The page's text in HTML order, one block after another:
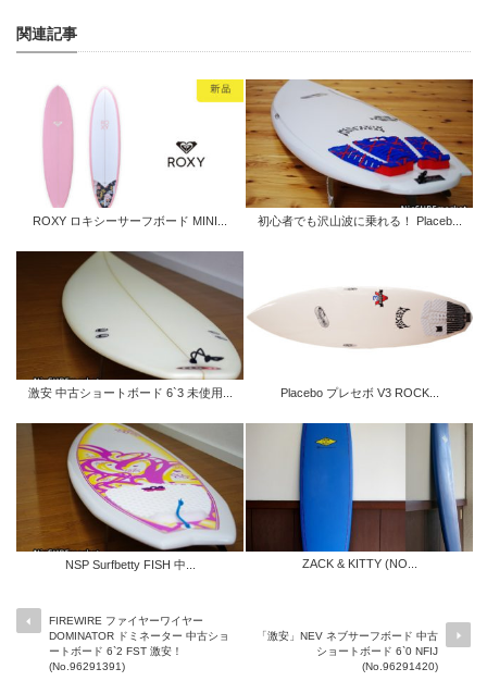
関連記事
ROXY ロキシーサーフボード MINI... 初心者でも沢山波に乗れる！ Placeb...
激安 中古ショートボード 6`3 未使用... Placebo プレセボ V3 ROCK...
NSP Surfbetty FISH 中... ZACK & KITTY (NO...
FIREWIRE ファイヤーワイヤー
DOMINATOR ドミネーター 中古ショ
ートボード 6`2 FST 激安！
(No.96291391)
「激安」NEV ネブサーフボード 中古
ショートボード 6`0 NFIJ
(No.96291420)